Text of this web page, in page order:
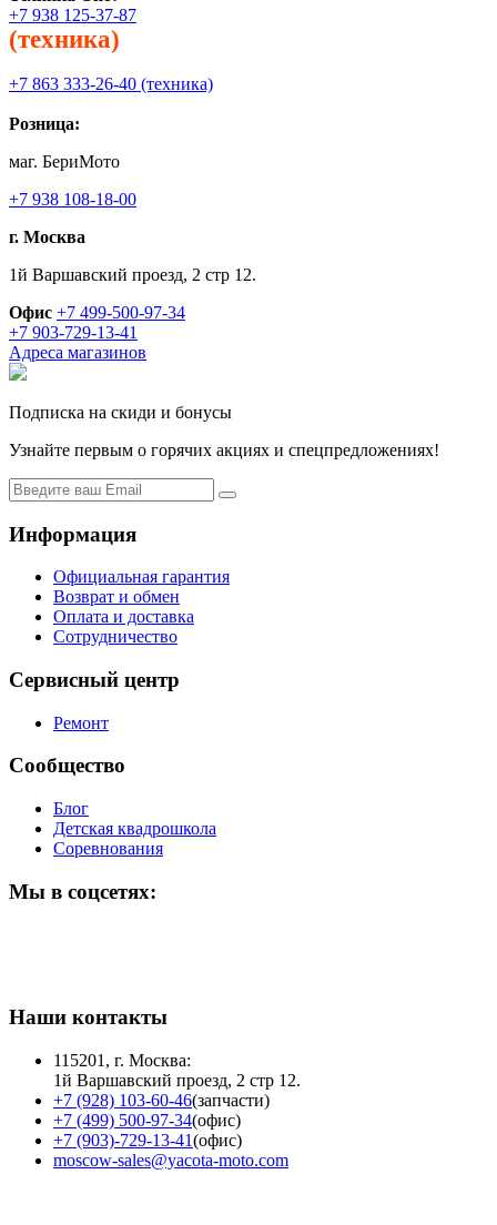
+7 938 125-37-87
(техника)
+7 863 333-26-40 (техника)
Розница:
маг. БериМото
+7 938 108-18-00
г. Москва
1й Варшавский проезд, 2 стр 12.
Офис +7 499-500-97-34
+7 903-729-13-41
Адреса магазинов
Подписка на скиди и бонусы
Узнайте первым о горячих акциях и спецпредложениях!
Информация
Официальная гарантия
Возврат и обмен
Оплата и доставка
Сотрудничество
Сервисный центр
Ремонт
Сообщество
Блог
Детская квадрошкола
Соревнования
Мы в соцсетях:
Наши контакты
115201, г. Москва:
1й Варшавский проезд, 2 стр 12.
+7 (928) 103-60-46(запчасти)
+7 (499) 500-97-34(офис)
+7 (903)-729-13-41(офис)
moscow-sales@yacota-moto.com